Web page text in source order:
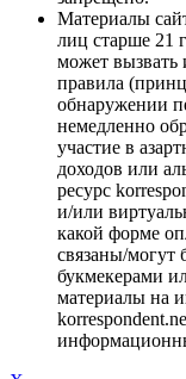
Материалы
лиц старше 21
может вызвать
правила
обнаружении
немедленно
участие в
доходов или
ресурс
и/или
какой форме
связаны/могут
букмекерами
материалы на